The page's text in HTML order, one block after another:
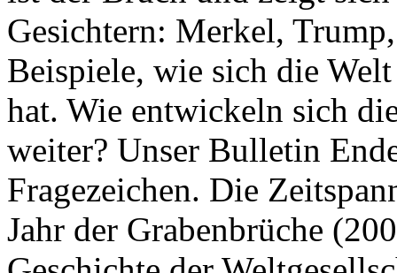
Gesichtern: Merkel,
Beispiele, wie sich die
hat. Wie entwickeln sich
weiter? Unser Bulletin
Fragezeichen. Die
Jahr der Grabenbrüche